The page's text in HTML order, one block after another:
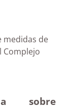
medidas de
Complejo
sobre